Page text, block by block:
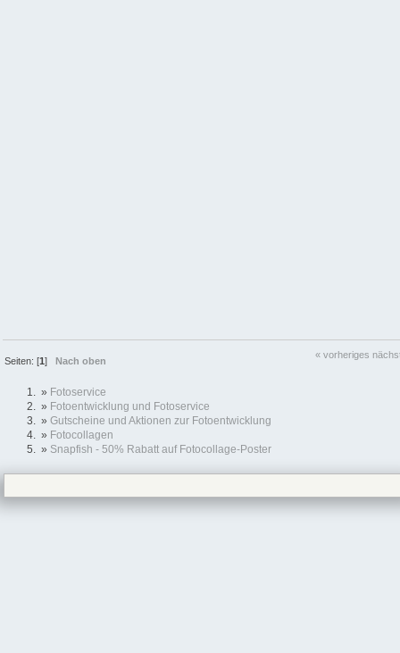
Seiten: [1]Nach oben
« vorheriges
» Fotoservice
» Fotoentwicklung und Fotoservice
» Gutscheine und Aktionen zur Fotoentwicklung
» Fotocollagen
» Snapfish - 50% Rabatt auf Fotocollage-Poster